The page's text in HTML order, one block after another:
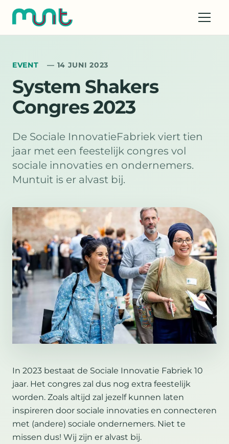
EVENT — 14 JUNI 2023
System Shakers
Congres 2023
De Sociale InnovatieFabriek viert tien
jaar met een feestelijk congres vol
sociale innovaties en ondernemers.
Muntuit is er alvast bij.
In 2023 bestaat de Sociale Innovatie Fabriek 10
jaar. Het congres zal dus nog extra feestelijk
worden. Zoals altijd zal jezelf kunnen laten
inspireren door sociale innovaties en connecteren
met (andere) sociale ondernemers. Niet te
missen dus! Wij zijn er alvast bij.